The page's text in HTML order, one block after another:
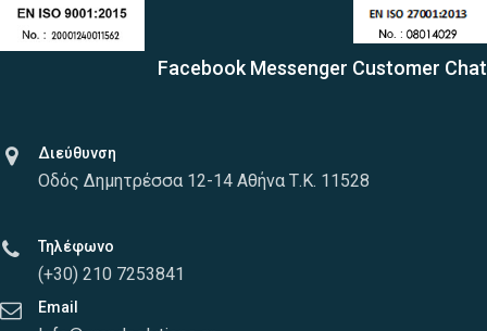
Facebook Messenger Customer Chat
Διεύθυνση
Οδός Δημητρέσσα 12-14 Αθήνα Τ.Κ. 11528
Τηλέφωνο
(+30) 210 7253841
Email